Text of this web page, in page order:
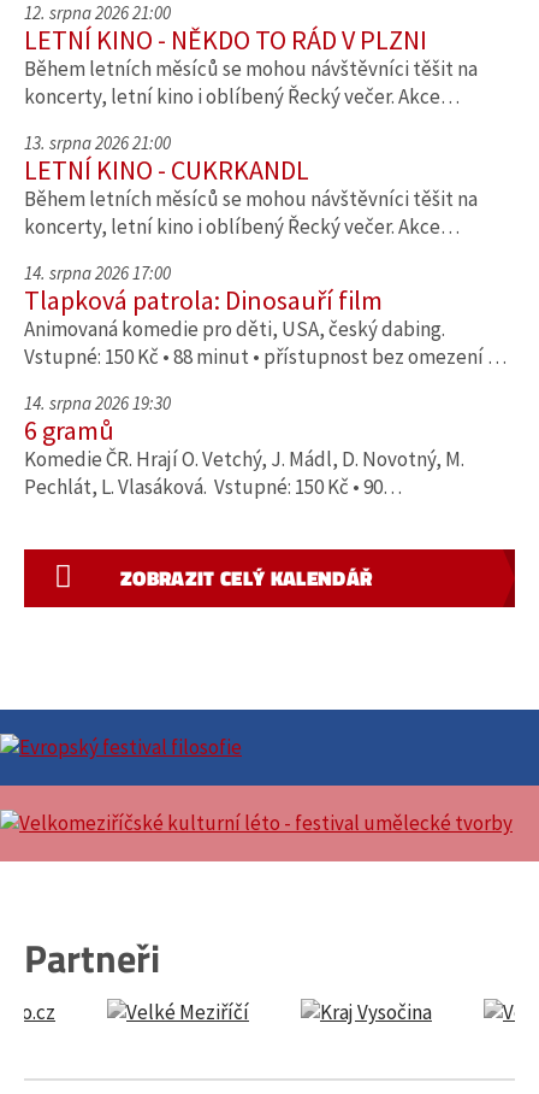
12. srpna 2026 21:00
LETNÍ KINO - NĚKDO TO RÁD V PLZNI
Během letních měsíců se mohou návštěvníci těšit na
koncerty, letní kino i oblíbený Řecký večer. Akce…
13. srpna 2026 21:00
LETNÍ KINO - CUKRKANDL
Během letních měsíců se mohou návštěvníci těšit na
koncerty, letní kino i oblíbený Řecký večer. Akce…
14. srpna 2026 17:00
Tlapková patrola: Dinosauří film
Animovaná komedie pro děti, USA, český dabing.
Vstupné: 150 Kč • 88 minut • přístupnost bez omezení …
14. srpna 2026 19:30
6 gramů
Komedie ČR. Hrají O. Vetchý, J. Mádl, D. Novotný, M.
Pechlát, L. Vlasáková. Vstupné: 150 Kč • 90…
ZOBRAZIT CELÝ KALENDÁŘ
Partneři